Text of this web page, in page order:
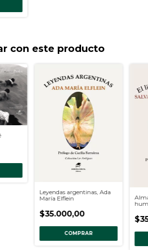
con este producto
Leyendas argentinas, Ada
María Elflein
$35.000,00
COMPRAR